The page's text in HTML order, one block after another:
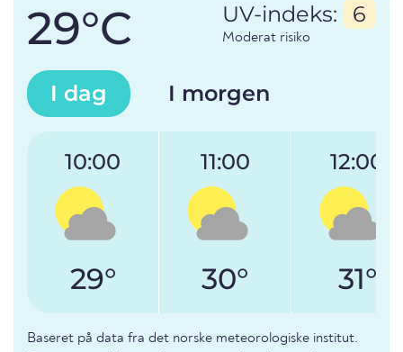
29°C UV-indeks: 6
Moderat risiko
I dag I morgen
10:00
29°
11:00
30°
12:00
31°
Baseret på data fra det norske meteorologiske institut.